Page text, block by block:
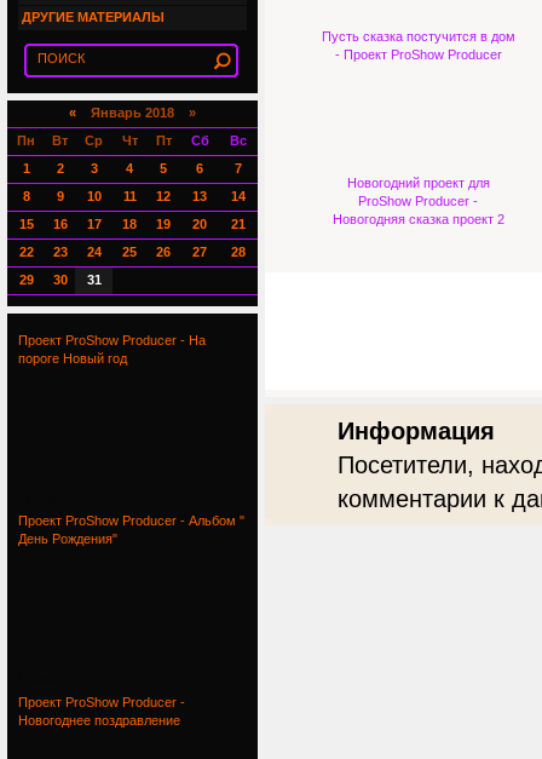
Пусть сказка постучится в дом
- Проект ProShow Producer
Новогодний проект для
ProShow Producer -
Новогодняя сказка проект 2
Информация
Посетители,
комментарии к
ДРУГИЕ МАТЕРИАЛЫ
« Январь 2018 »
Пн
Вт Ср Чт Пт Сб
Вс
1
2 3 4 5 6
7
8
9 10 11 12 13
14
15
16 17 18 19 20
21
22
23 24 25 26 27
28
29
30 31
Проект ProShow Producer - На
пороге Новый год
Проект ProShow Producer - Альбом "
День Рождения"
Проект ProShow Producer -
Новогоднее поздравление